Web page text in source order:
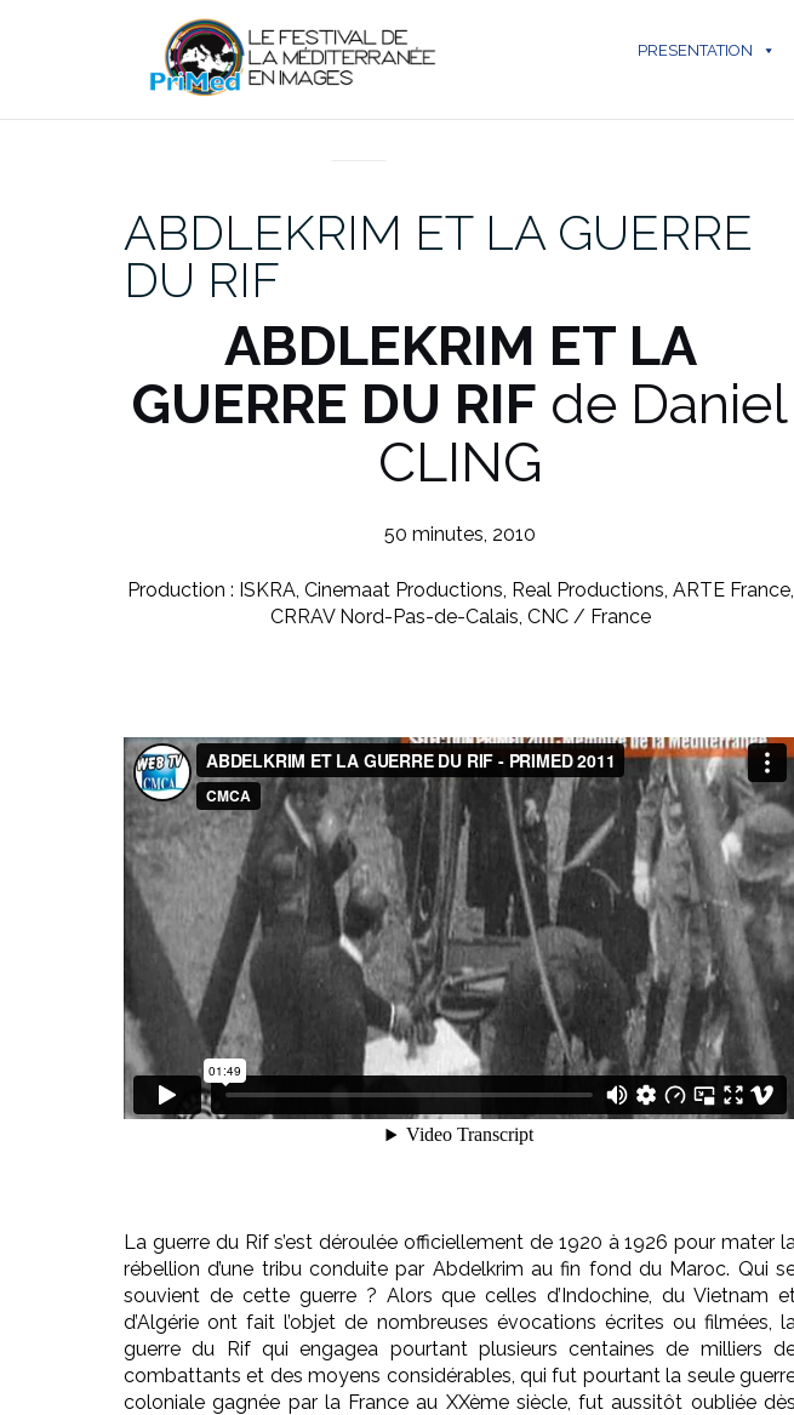
PRESENTATION
ABDLEKRIM ET LA GUERRE
DU RIF
ABDLEKRIM ET LA
GUERRE DU RIF de Daniel
CLING
50 minutes, 2010
Production : ISKRA, Cinemaat Productions, Real Productions, ARTE France,
CRRAV Nord-Pas-de-Calais, CNC / France
La guerre du Rif s’est déroulée officiellement de 1920 à 1926 pour mater
rébellion d’une tribu conduite par Abdelkrim au fin fond du Maroc. Qui
souvient de cette guerre ? Alors que celles d’Indochine, du Vietnam
d’Algérie ont fait l’objet de nombreuses évocations écrites ou filmées,
guerre du Rif qui engagea pourtant plusieurs centaines de milliers
combattants et des moyens considérables, qui fut pourtant la seule
coloniale gagnée par la France au XXème siècle, fut aussitôt oubliée dès